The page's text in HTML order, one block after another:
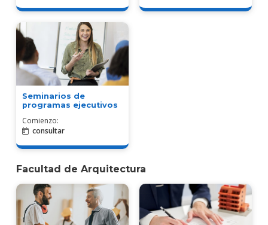
Seminarios de
programas ejecutivos
Comienzo:
consultar
Facultad de Arquitectura